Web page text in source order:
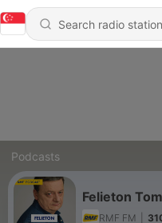
Podcasts
Felieton
RMF FM